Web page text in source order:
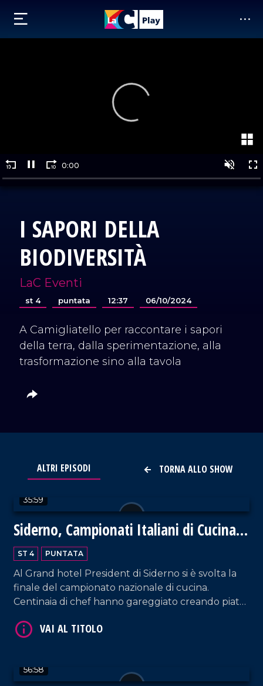
I SAPORI DELLA
BIODIVERSITÀ
LaC Eventi
st 4 puntata 12:37 06/10/2024
A Camigliatello per raccontare i sapori
della terra, dalla sperimentazione, alla
trasformazione sino alla tavola
TORNA ALLO SHOW
ALTRI EPISODI
35:59
Siderno, Campionati Italiani di Cucina
2024
ST 4 PUNTATA
Al Grand hotel President di Siderno si è svolta la
finale del campionato nazionale di cucina.
Centinaia di chef hanno gareggiato creando piatti
unico, ricco di emozioni e sapori.
VAI AL TITOLO
56:58